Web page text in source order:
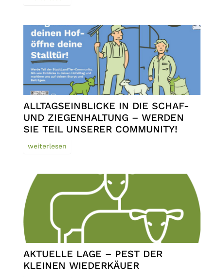
ALLTAGSEINBLICKE IN DIE SCHAF-
UND ZIEGENHALTUNG – WERDEN
SIE TEIL UNSERER COMMUNITY!
weiterlesen
AKTUELLE LAGE – PEST DER
KLEINEN WIEDERKÄUER